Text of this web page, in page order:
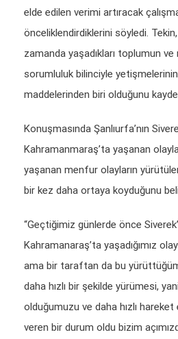
elde edilen verimi artıracak
önceliklendirdiklerini söyledi. Tekin,
zamanda yaşadıkları toplumun
sorumluluk bilinciyle
maddelerinden biri olduğunu
Konuşmasında Şanlıurfa’nın
Kahramanmaraş’ta yaşanan
yaşanan menfur olayların
bir kez daha ortaya koyduğunu
“Geçtiğimiz günlerde önce
Kahramanaraş’ta yaşadığımız
ama bir taraftan da bu
daha hızlı bir şekilde yürümesi,
olduğumuzu ve daha hızlı
veren bir durum oldu bizim